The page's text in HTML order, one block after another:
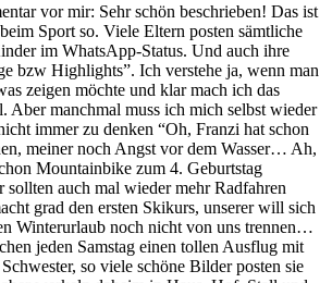
vor mir: Sehr schön beschrieben! Das ist
Sport so. Viele Eltern posten sämtliche
im WhatsApp-Status. Und auch ihre
bzw Highlights”. Ich verstehe ja, wenn man
zeigen möchte und klar mach ich das
Aber manchmal muss ich mich selbst wieder
immer zu denken “Oh, Franzi hat schon
meiner noch Angst vor dem Wasser… Ah,
Mountainbike zum 4. Geburtstag
sollten auch mal wieder mehr Radfahren
grad den ersten Skikurs, unserer will sich
Winterurlaub noch nicht von uns trennen…
jeden Samstag einen tollen Ausflug mit
so viele schöne Bilder posten sie